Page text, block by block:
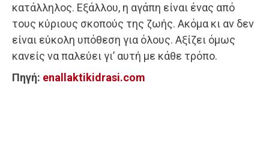
κατάλληλος. Εξάλλου, η αγάπη είναι ένας από
τους κύριους σκοπούς της ζωής. Ακόμα κι αν δεν
είναι εύκολη υπόθεση για όλους. Αξίζει όμως
κανείς να παλεύει γι’ αυτή με κάθε τρόπο.
Πηγή: enallaktikidrasi.com